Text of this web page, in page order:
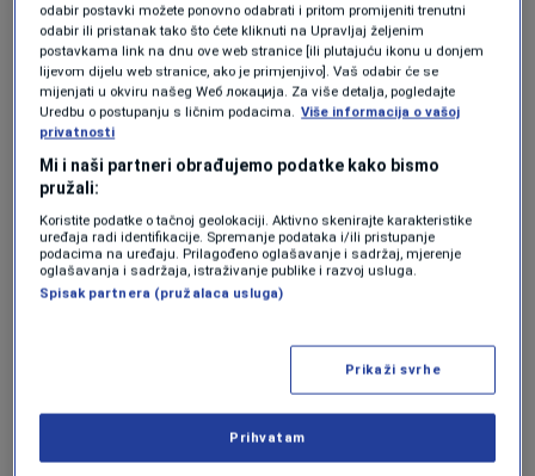
IMAGN IMAGES via Reuters/BRETT DAVIS
Najveću priliku u regularnom dijelu prvog
poluvremena Španija je imala u 35. minuti.
Pedri je preciznim udarcem natjerao golmana
Vozinhu na vrhunsku intervenciju, ali je akcija
naknadno poništena zbog ofsajda.
Prava opsada gola Zelenortskih Ostrva
uslijedila je u finišu prvog dijela. U 39. minuti
Marc Cucurella je glavom vratio loptu pred gol,
a Ferran Torres snažnim udarcem pogodio
prečku. Na odbijenu loptu natrčao je
odabir postavki možete ponovno odabrati i pritom promijeniti trenutni
odabir ili pristanak tako što ćete kliknuti na Upravljaj željenim
postavkama link na dnu ove web stranice [ili plutajuću ikonu u donjem
lijevom dijelu web stranice, ako je primjenjivo]. Vaš odabir će se
mijenjati u okviru našeg Wеб локација. Za više detalja, pogledajte
Uredbu o postupanju s ličnim podacima. Više informacija o vašoj
privatnosti
Mi i naši partneri obrađujemo podatke kako bismo
pružali:
Koristite podatke o tačnoj geolokaciji. Aktivno skenirajte karakteristike
uređaja radi identifikacije. Spremanje podataka i/ili pristupanje
podacima na uređaju. Prilagođeno oglašavanje i sadržaj, mjerenje
oglašavanja i sadržaja, istraživanje publike i razvoj usluga.
Spisak partnera (pružalaca usluga)
Prikaži svrhe
Prihvatam